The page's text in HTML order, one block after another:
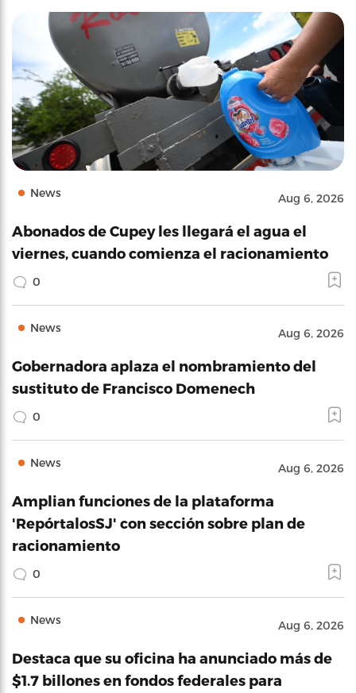
News Aug 6, 2026
Abonados de Cupey les llegará el agua el
viernes, cuando comienza el racionamiento
0
News Aug 6, 2026
Gobernadora aplaza el nombramiento del
sustituto de Francisco Domenech
0
News Aug 6, 2026
Amplian funciones de la plataforma
'RepórtalosSJ' con sección sobre plan de
racionamiento
0
News Aug 6, 2026
Destaca que su oficina ha anunciado más de
$1.7 billones en fondos federales para